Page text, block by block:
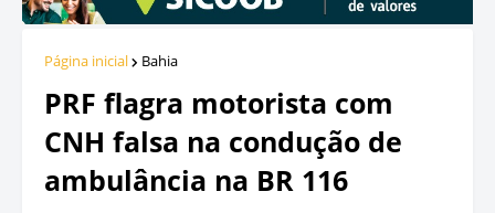
Página inicial Bahia
PRF flagra motorista com
CNH falsa na condução de
ambulância na BR 116